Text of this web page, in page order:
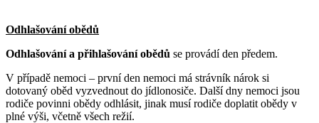
Odhlašování obědů
Odhlašování a přihlašování obědů se provádí den předem.
V případě nemoci – první den nemoci má strávník nárok si
dotovaný oběd vyzvednout do jídlonosiče. Další dny nemoci jsou
rodiče povinni obědy odhlásit, jinak musí rodiče doplatit obědy v
plné výši, včetně všech režií.